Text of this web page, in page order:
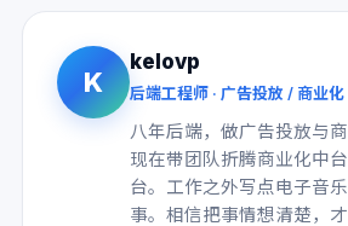
K
kelovp
后端工程师 · 广告投放 / 商业化
八年后端，做广告投放与
现在带团队折腾商业化中
台。工作之外写点电子音
事。相信把事情想清楚，才